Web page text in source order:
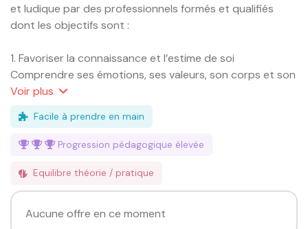
et ludique par des professionnels formés et qualifiés
dont les objectifs sont :
1. Favoriser la connaissance et l’estime de soi
Comprendre ses émotions, ses valeurs, son corps et son
identité.
Renforcer la confiance en soi et la capacité à faire des
choix personnels.
Apprendre à communiquer de manière bienveillante.
Gérer les conflits, exprimer ses désaccords sans
violence, écouter l’autre.
Voirplus
Facile à prendre en main
Progression pédagogique élevée
Equilibre théorie / pratique
Aucune offre en ce moment